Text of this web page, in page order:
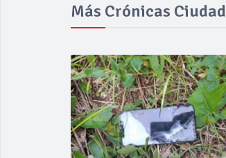
Más Crónicas